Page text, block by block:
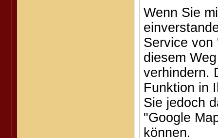
Wenn Sie
Service von
diesem
verhindern.
Funktion in
Sie jedoch
"Google
können.